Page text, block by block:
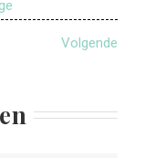
Volgende